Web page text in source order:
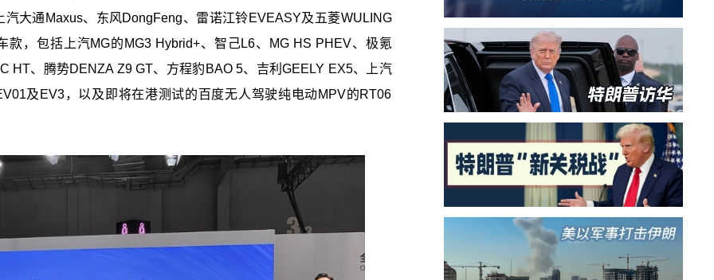
大通Maxus、东风DongFeng、雷诺江铃EVEASY及五菱WULING
，包括上汽MG的MG3 Hybrid+、智己L6、MG HS PHEV、极氪
HT、腾势DENZA Z9 GT、方程豹BAO 5、吉利GEELY EX5、上汽
及EV3，以及即将在港测试的百度无人驾驶纯电动MPV的RT06